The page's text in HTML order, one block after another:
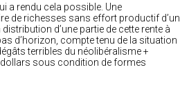
a rendu cela possible. Une
de richesses sans effort productif d’un
d’une partie de cette rente à
d’horizon, compte tenu de la situation
terribles du néolibéralisme +
sous condition de formes